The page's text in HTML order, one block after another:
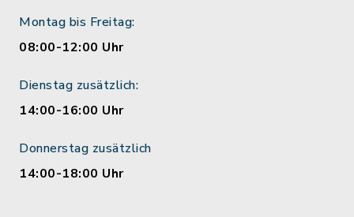
Montag bis Freitag:
08:00-12:00 Uhr
Dienstag zusätzlich:
14:00-16:00 Uhr
Donnerstag zusätzlich
14:00-18:00 Uhr